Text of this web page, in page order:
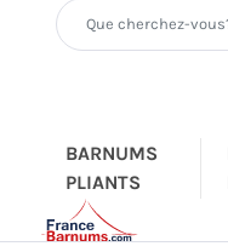
BARNUMS
PLIANTS